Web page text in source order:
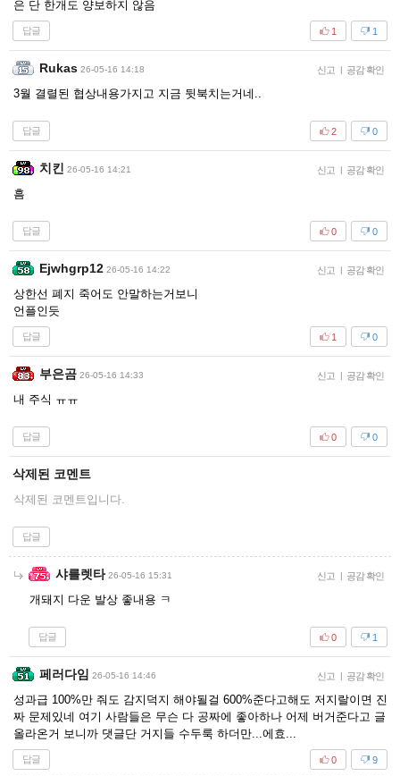
은 단 한개도 양보하지 않음
답글 1
1
Rukas 26-05-16 14:18 신고 | 공감 확인
3월 결렬된 협상내용가지고 지금 뒷북치는거네..
답글 0
2
치킨 26-05-16 14:21 신고 | 공감 확인
흠
답글 0
0
Ejwhgrp12 26-05-16 14:22 신고 | 공감 확인
상한선 폐지 죽어도 안말하는거보니
언플인듯
답글 0
1
부은곰 26-05-16 14:33 신고 | 공감 확인
내 주식 ㅠㅠ
답글 0
0
삭제된 코멘트
삭제된 코멘트입니다.
답글
샤를렛타 26-05-16 15:31 신고 | 공감 확인
개돼지 다운 발상 좋내용 ㅋ
답글 1
0
페러다임 26-05-16 14:46 신고 | 공감 확인
성과급 100%만 줘도 감지덕지 해야될걸 600%준다고해도 저지랄이면 진
짜 문제있네 여기 사람들은 무슨 다 공짜에 좋아하나 어제 버거준다고 글
올라온거 보니까 댓글단 거지들 수두룩 하더만...에효...
답글 9
0